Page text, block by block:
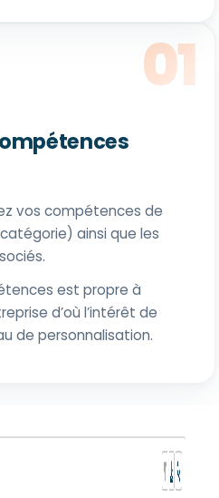
vos compétences de
ainsi que les
est propre à
d’où l’intérêt de
de personnalisation.